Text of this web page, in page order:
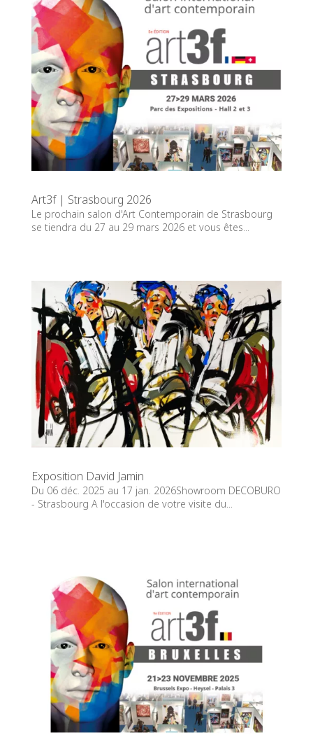
Art3f | Strasbourg 2026
Le prochain salon d'Art Contemporain de Strasbourg
se tiendra du 27 au 29 mars 2026 et vous êtes...
Exposition David Jamin
Du 06 déc. 2025 au 17 jan. 2026Showroom DECOBURO
- Strasbourg A l'occasion de votre visite du...